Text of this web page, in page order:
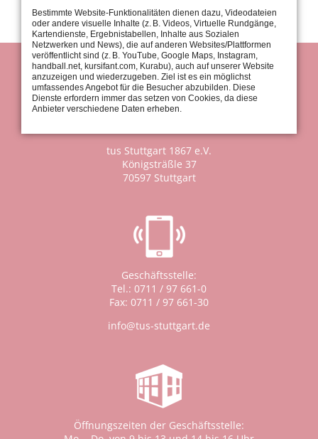
tus Stuttgart 1867 e.V.
Königsträßle 37
70597 Stuttgart
Geschäftsstelle:
Tel.: 0711 / 97 661-0
Fax: 0711 / 97 661-30
info@tus-stuttgart.de
Öffnungszeiten der Geschäftsstelle:
Bestimmte Website-Funktionalitäten dienen dazu, Videodateien
oder andere visuelle Inhalte (z. B. Videos, Virtuelle Rundgänge,
Kartendienste, Ergebnistabellen, Inhalte aus Sozialen
Netzwerken und News), die auf anderen Websites/Plattformen
veröffentlicht sind (z. B. YouTube, Google Maps, Instagram,
handball.net, kursifant.com, Kurabu), auch auf unserer Website
anzuzeigen und wiederzugeben. Ziel ist es ein möglichst
umfassendes Angebot für die Besucher abzubilden. Diese
Dienste erfordern immer das setzen von Cookies, da diese
Anbieter verschiedene Daten erheben.